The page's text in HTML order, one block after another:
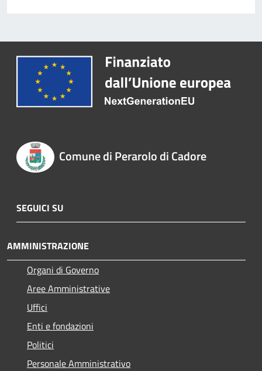
Comune di Perarolo di Cadore
SEGUICI SU
AMMINISTRAZIONE
Organi di Governo
Aree Amministrative
Uffici
Enti e fondazioni
Politici
Personale Amministrativo